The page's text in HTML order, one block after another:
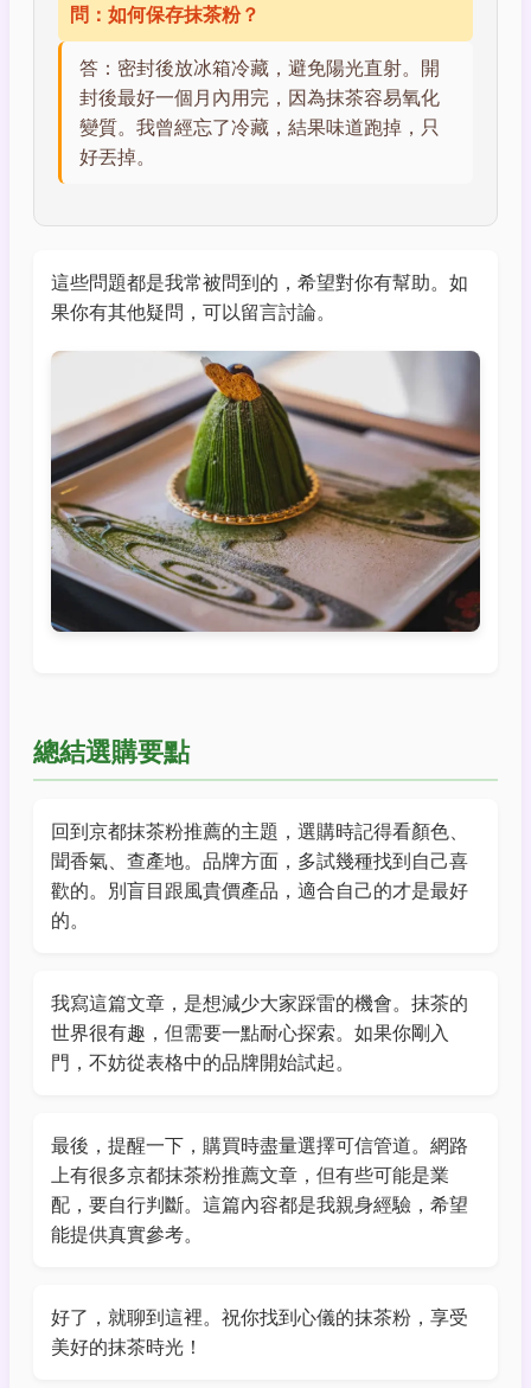
問：如何保存抹茶粉？
答：密封後放冰箱冷藏，避免陽光直射。開
封後最好一個月內用完，因為抹茶容易氧化
變質。我曾經忘了冷藏，結果味道跑掉，只
好丟掉。
這些問題都是我常被問到的，希望對你有幫助。如
果你有其他疑問，可以留言討論。
總結選購要點
回到京都抹茶粉推薦的主題，選購時記得看顏色、
聞香氣、查產地。品牌方面，多試幾種找到自己喜
歡的。別盲目跟風貴價產品，適合自己的才是最好
的。
我寫這篇文章，是想減少大家踩雷的機會。抹茶的
世界很有趣，但需要一點耐心探索。如果你剛入
門，不妨從表格中的品牌開始試起。
最後，提醒一下，購買時盡量選擇可信管道。網路
上有很多京都抹茶粉推薦文章，但有些可能是業
配，要自行判斷。這篇內容都是我親身經驗，希望
能提供真實參考。
好了，就聊到這裡。祝你找到心儀的抹茶粉，享受
美好的抹茶時光！